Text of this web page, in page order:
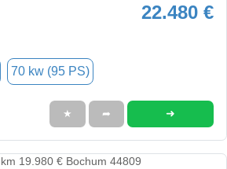
22.480 €
70 kw (95 PS)
★ ➦ ➜